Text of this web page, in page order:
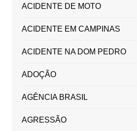
ACIDENTE DE MOTO
ACIDENTE EM CAMPINAS
ACIDENTE NA DOM PEDRO
ADOÇÃO
AGÊNCIA BRASIL
AGRESSÃO